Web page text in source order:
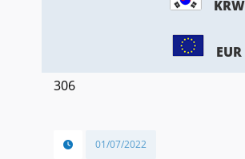
KRW
EUR
306
01/07/2022